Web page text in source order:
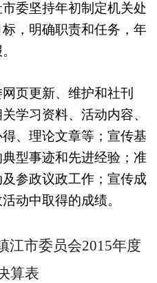
委坚持年初制定机关处
，明确职责和任务，年
页更新、维护和社刊
学习资料、活动内容、
、理论文章等；宣传基
型事迹和先进经验；准
参政议政工作；宣传成
动中取得的成绩。
江市委员会2015年度
算表